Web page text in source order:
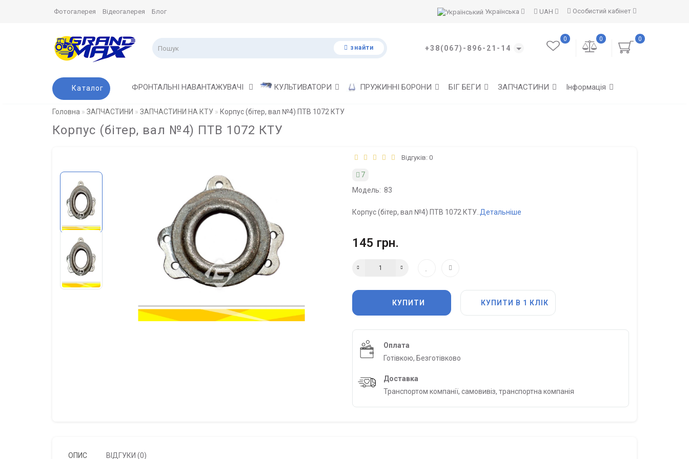
Особистий кабінет
UAH
Українська
Фотогалерея Відеогалерея Блог
знайти +38(067)-896-21-14
0
0
0
Каталог ФРОНТАЛЬНІ НАВАНТАЖУВАЧІ КУЛЬТИВАТОРИ ПРУЖИННІ БОРОНИ БІГ БЕГИ ЗАПЧАСТИНИ Інформація
Головна ЗАПЧАСТИНИ ЗАПЧАСТИНИ НА КТУ Корпус (бітер, вал №4) ПТВ 1072 КТУ
Корпус (бітер, вал №4) ПТВ 1072 КТУ
Відгуків: 0
7
Модель: 83
Корпус (бітер, вал №4) ПТВ 1072 КТУ.. Детальніше
145 грн.
КУПИТИ КУПИТИ В 1 КЛІК
Оплата
Готівкою, Безготівково
Доставка
Транспортом компанії, самовивіз, транспортна компанія
ОПИС ВІДГУКИ (0)